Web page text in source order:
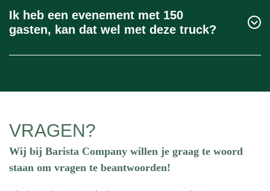
bescherming tegen regen. Natuurlijk kan de wagen
onder een tent komen staan.
Ik heb een evenement met 150
gasten, kan dat wel met deze truck?
Wij zouden dan twee van onze barista’s inzetten.
koffie/ thee per uur.
VRAGEN?
Wij bij Barista Company willen je graag te woord
staan om vragen te beantwoorden!